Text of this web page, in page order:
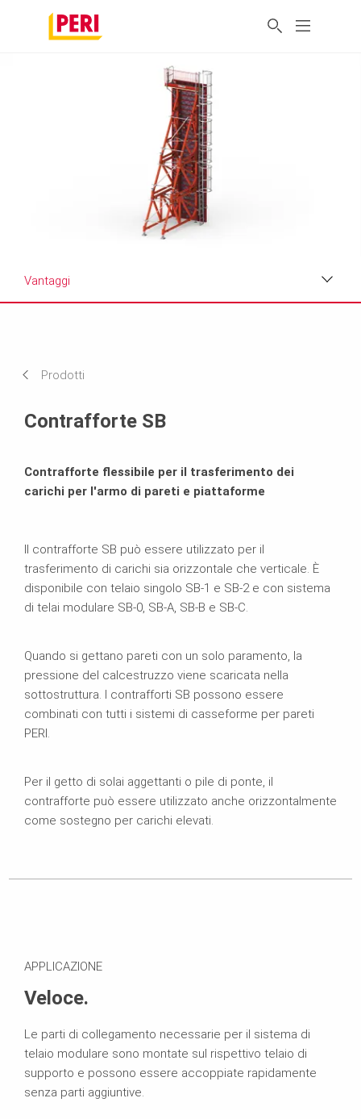
Vantaggi
Brochure
Prodotti
Contrafforte SB
Contrafforte flessibile per il trasferimento dei
carichi per l'armo di pareti e piattaforme
Il contrafforte SB può essere utilizzato per il
trasferimento di carichi sia orizzontale che verticale. È
disponibile con telaio singolo SB-1 e SB-2 e con sistema
di telai modulare SB-0, SB-A, SB-B e SB-C.
Quando si gettano pareti con un solo paramento, la
pressione del calcestruzzo viene scaricata nella
sottostruttura. I contrafforti SB possono essere
combinati con tutti i sistemi di casseforme per pareti
PERI.
Per il getto di solai aggettanti o pile di ponte, il
contrafforte può essere utilizzato anche orizzontalmente
come sostegno per carichi elevati.
APPLICAZIONE
Veloce.
Le parti di collegamento necessarie per il sistema di
telaio modulare sono montate sul rispettivo telaio di
supporto e possono essere accoppiate rapidamente
senza parti aggiuntive.